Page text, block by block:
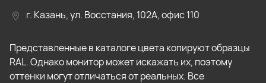
г. Казань, ул. Восстания, 102А, офис 110
Представленные в каталоге цвета копируют образцы
RAL. Однако монитор может искажать их, поэтому
оттенки могут отличаться от реальных. Все